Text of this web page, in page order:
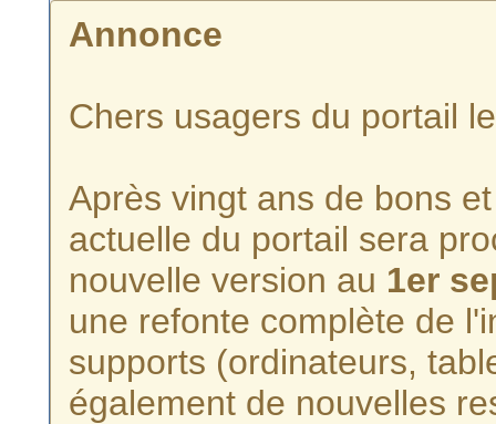
Annonce
Chers usagers du portail
Après vingt ans de bons
actuelle du portail sera
nouvelle version au 1er
une refonte complète de
supports (ordinateurs,
également de nouvelles